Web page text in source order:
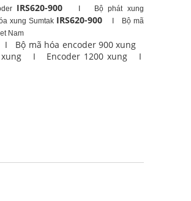
IRS620-900
I Bộ phát xung
xung Sumtak IRS620-900
I Bộ mã
Nam
I Bộ mã hóa encoder 900 xung
xung I Encoder 1200 xung I